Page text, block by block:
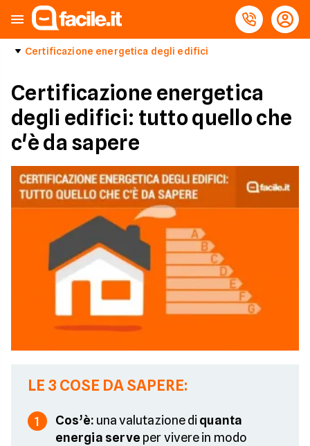
Certificazione energetica degli edifici
Certificazione energetica
degli edifici: tutto quello che
c'è da sapere
LE 3 COSE DA SAPERE:
1 Cos’è: una valutazione di quanta
energia serve per vivere in modo